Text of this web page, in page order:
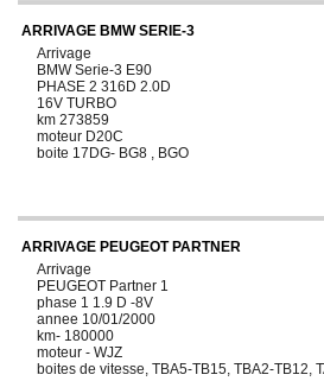
ARRIVAGE BMW SERIE-3
Arrivage
BMW Serie-3 E90
PHASE 2 316D 2.0D
16V TURBO
km 273859
moteur D20C
boite 17DG- BG8 , BGO
ARRIVAGE PEUGEOT PARTNER
Arrivage
PEUGEOT Partner 1
phase 1 1.9 D -8V
annee 10/01/2000
km- 180000
moteur - WJZ
boites de vitesse, TBA5-TB15, TBA2-TB12,